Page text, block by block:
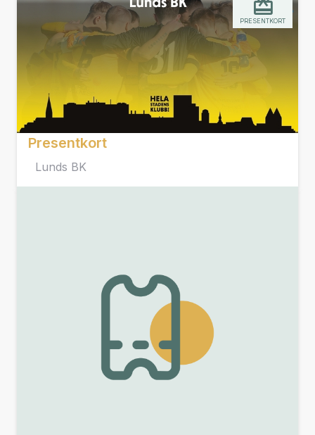
Presentkort
Lunds BK
PRESENTKORT